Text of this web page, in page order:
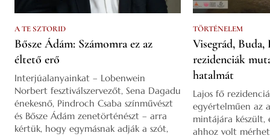
A TE SZTORID
Bősze Ádám: Számomra ez az
éltető erő
Interjúalanyainkat – Lobenwein
Norbert fesztiválszervezőt, Sena Dagadu
énekesnő, Pindroch Csaba színművészt
és Bősze Ádám zenetörténészt – arra
kértük, hogy egymásnak adják a szót,
TÖRTÉNELEM
Visegrád,
rezidenciák
hatalmát
Lajos fő
egyértelműen az
mintájára készült,
ahhoz volt